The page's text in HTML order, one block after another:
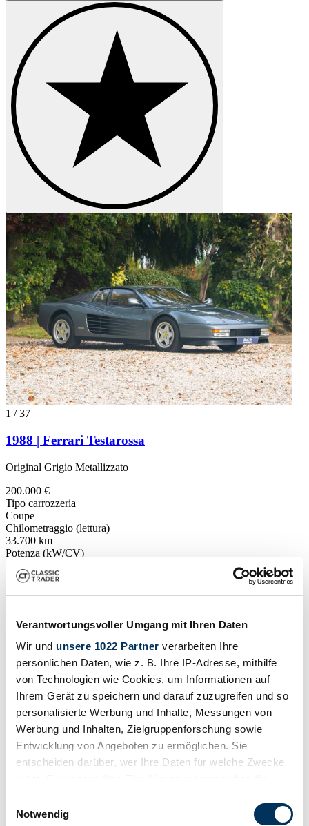
Verantwortungsvoller Umgang mit Ihren Daten
Wir und unsere 1022 Partner verarbeiten Ihre
persönlichen Daten, wie z. B. Ihre IP-Adresse, mithilfe
von Technologien wie Cookies, um Informationen auf
Ihrem Gerät zu speichern und darauf zuzugreifen und so
personalisierte Werbung und Inhalte, Messungen von
Werbung und Inhalten, Zielgruppenforschung sowie
Entwicklung von Angeboten zu ermöglichen. Sie
entscheiden darüber, wer Ihre Daten für welche Zwecke
Trigger Symbol ändern oder widerrufen
Notwendig
1 /37
1988 | Ferrari Testarossa
Original Grigio Metallizzato
200.000 €
Tipo carrozzeria
Coupe
Chilometraggio (lettura)
33.700 km
Potenza (kW/CV)
Mostra il veicolo